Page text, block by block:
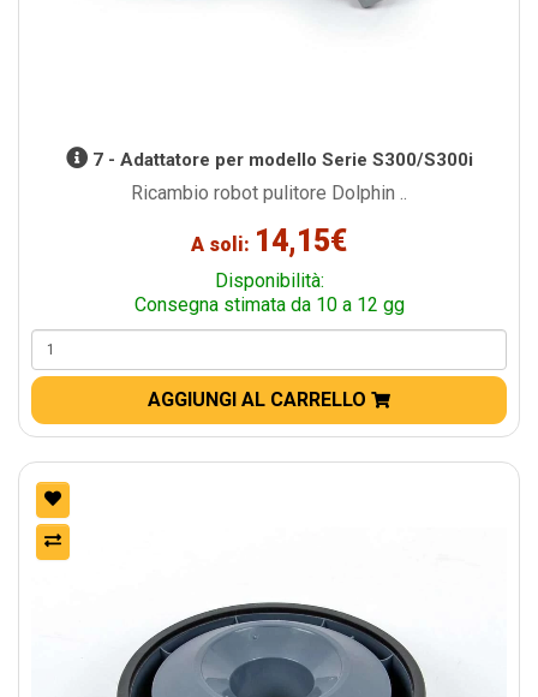
7 - Adattatore per modello Serie S300/S300i
Ricambio robot pulitore Dolphin ..
A soli: 14,15€
Disponibilità:
Consegna stimata da 10 a 12 gg
AGGIUNGI AL CARRELLO